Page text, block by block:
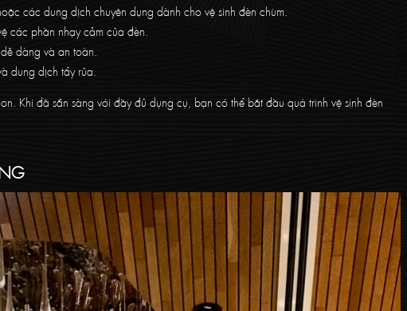
các dung dịch chuyên dụng dành cho vệ sinh đèn chùm.
các phần nhạy cảm của đèn.
dàng và an toàn.
dung dịch tẩy rửa.
Khi đã sẵn sàng với đầy đủ dụng cụ, bạn có thể bắt đầu quá trình vệ sinh đèn